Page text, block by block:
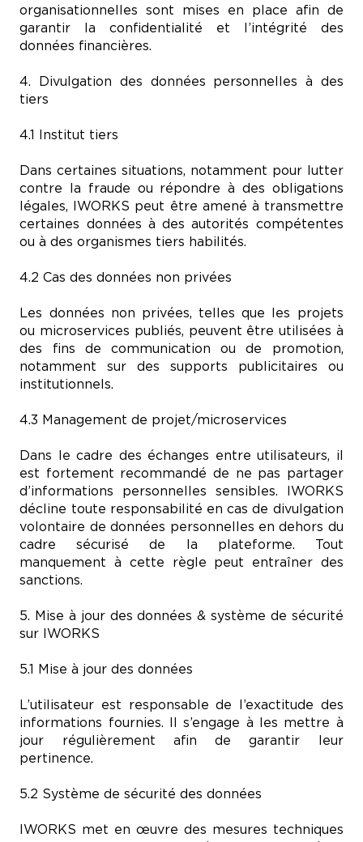
organisationnelles sont mises en place afin de
garantir la confidentialité et l’intégrité des
données financières.
4. Divulgation des données personnelles à des
tiers
4.1 Institut tiers
Dans certaines situations, notamment pour lutter
contre la fraude ou répondre à des obligations
légales, IWORKS peut être amené à transmettre
certaines données à des autorités compétentes
ou à des organismes tiers habilités.
4.2 Cas des données non privées
Les données non privées, telles que les projets
ou microservices publiés, peuvent être utilisées à
des fins de communication ou de promotion,
notamment sur des supports publicitaires ou
institutionnels.
4.3 Management de projet/microservices
Dans le cadre des échanges entre utilisateurs, il
est fortement recommandé de ne pas partager
d’informations personnelles sensibles. IWORKS
décline toute responsabilité en cas de divulgation
volontaire de données personnelles en dehors du
cadre sécurisé de la plateforme. Tout
manquement à cette règle peut entraîner des
sanctions.
5. Mise à jour des données & système de sécurité
sur IWORKS
5.1 Mise à jour des données
L’utilisateur est responsable de l’exactitude des
informations fournies. Il s’engage à les mettre à
jour régulièrement afin de garantir leur
pertinence.
5.2 Système de sécurité des données
IWORKS met en œuvre des mesures techniques